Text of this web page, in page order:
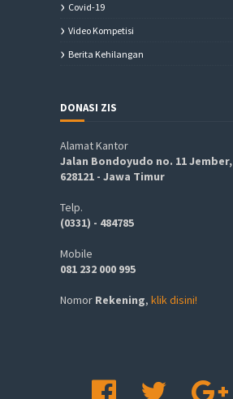
Covid-19
Video Kompetisi
Berita Kehilangan
DONASI ZIS
Alamat Kantor
Jalan Bondoyudo no. 11 Jember,
628121 - Jawa Timur
Telp.
(0331) - 484785
Mobile
081 232 000 995
Nomor Rekening, klik disini!